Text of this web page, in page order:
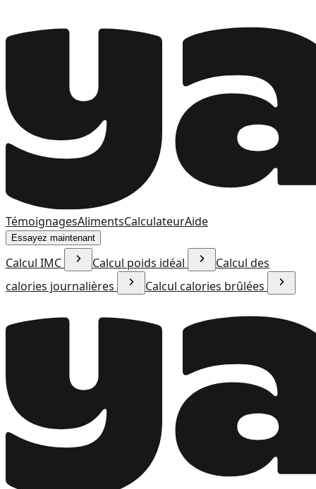
TémoignagesAlimentsCalculateurAide
Essayez maintenant
Calcul IMC Calcul poids idéal
Calcul des
calories journalières
Calcul calories brûlées